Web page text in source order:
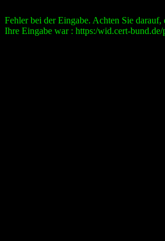
Fehler bei der Eingabe. Achten Sie
Ihre Eingabe war : https:/wid.cert-